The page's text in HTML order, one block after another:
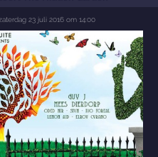
zaterdag 23 juli 2016 om 14:00